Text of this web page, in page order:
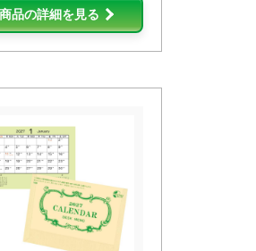
商品の詳細を見る